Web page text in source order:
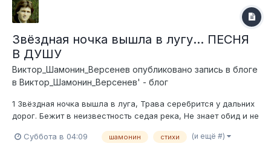
Звёздная ночка вышла в лугу... ПЕСНЯ
В ДУШУ
Виктор_Шамонин_Версенев опубликовано запись в блоге
в Виктор_Шамонин_Версенев' - блог
1 Звёздная ночка вышла в луга, Трава серебрится у дальних
дорог. Бежит в неизвестность седая река, Не знает обид и не
звёздная милая темь. Моя юность и время шальное,
Суббота в 04:09 шамонин стихи (и ещё #)